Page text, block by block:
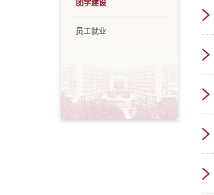
团学建设
员工就业